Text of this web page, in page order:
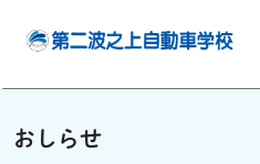
おしらせ